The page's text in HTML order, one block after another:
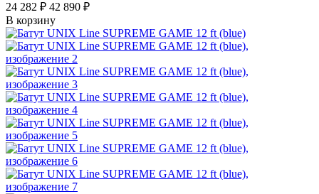
24 282 ₽ 42 890 ₽
В корзину